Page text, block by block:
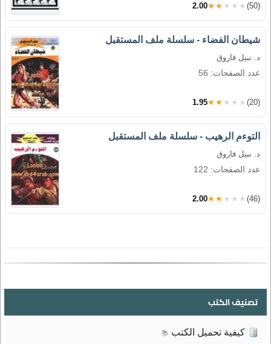
2.00★★★★★ (50)
شيطان الفضاء - سلسلة ملف المستقبل
د. نبيل فاروق
عدد الصفحات: 56
1.95★★★★★ (20)
التوءم الرهيب - سلسلة ملف المستقبل
د. نبيل فاروق
عدد الصفحات: 122
2.00★★★★★ (46)
تصنيف الكتب
كيفية تحميل الكتب 📚